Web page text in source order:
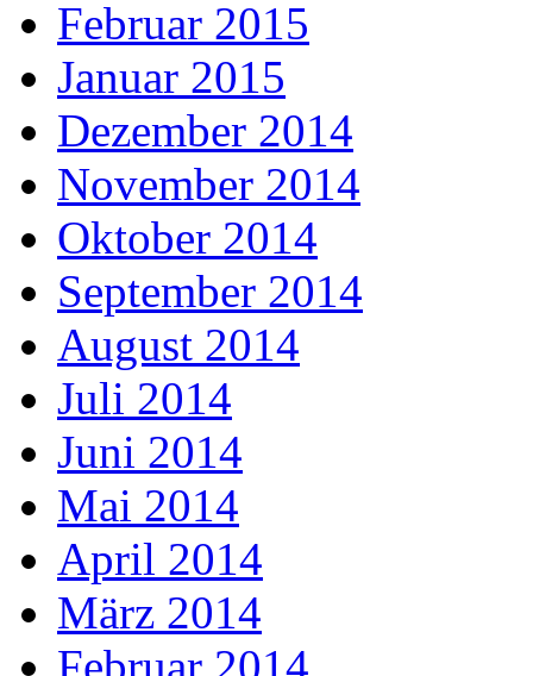
Februar 2015
Januar 2015
Dezember 2014
November 2014
Oktober 2014
September 2014
August 2014
Juli 2014
Juni 2014
Mai 2014
April 2014
März 2014